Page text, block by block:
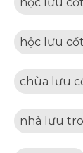
hộc lưu
hộc lưu
chùa lưu
nhà lưu